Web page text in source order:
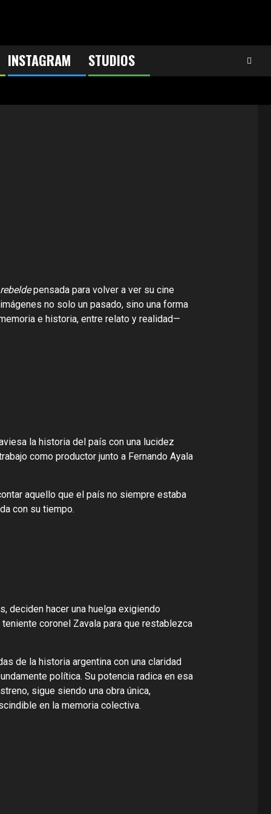
INSTAGRAM STUDIOS
pensada para volver a ver su cine
no solo un pasado, sino una forma
e historia, entre relato y realidad—
la historia del país con una lucidez
como productor junto a Fernando Ayala
aquello que el país no siempre estaba
con su tiempo.
deciden hacer una huelga exigiendo
coronel Zavala para que restablezca
de la historia argentina con una claridad
política. Su potencia radica en esa
sigue siendo una obra única,
en la memoria colectiva.